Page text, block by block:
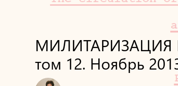
МИЛИТАРИЗАЦИЯ
том 12. Ноябрь